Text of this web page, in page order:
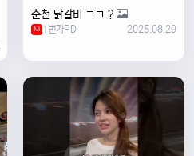
춘천 닭갈비 ㄱㄱ ?
M 1번가PD 2025.08.29